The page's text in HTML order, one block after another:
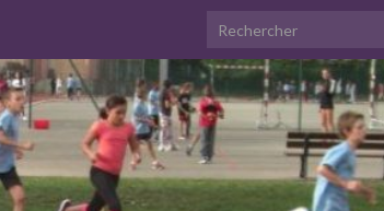
Search for: